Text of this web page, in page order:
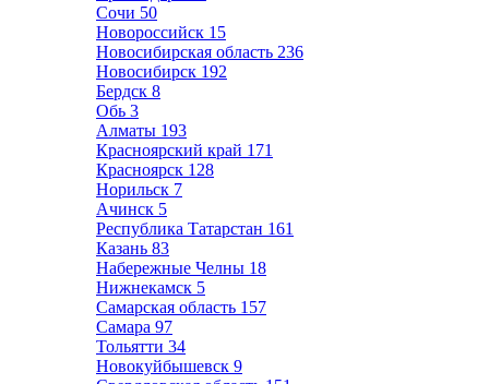
Сочи 50
Новороссийск 15
Новосибирская область 236
Новосибирск 192
Бердск 8
Обь 3
Алматы 193
Красноярский край 171
Красноярск 128
Норильск 7
Ачинск 5
Республика Татарстан 161
Казань 83
Набережные Челны 18
Нижнекамск 5
Самарская область 157
Самара 97
Тольятти 34
Новокуйбышевск 9